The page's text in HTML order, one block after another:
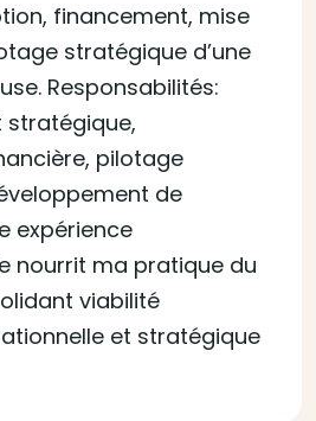
financement, mise
stratégique d’une
Responsabilités:
stratégique,
pilotage
de
expérience
nourrit ma pratique du
viabilité
et stratégique